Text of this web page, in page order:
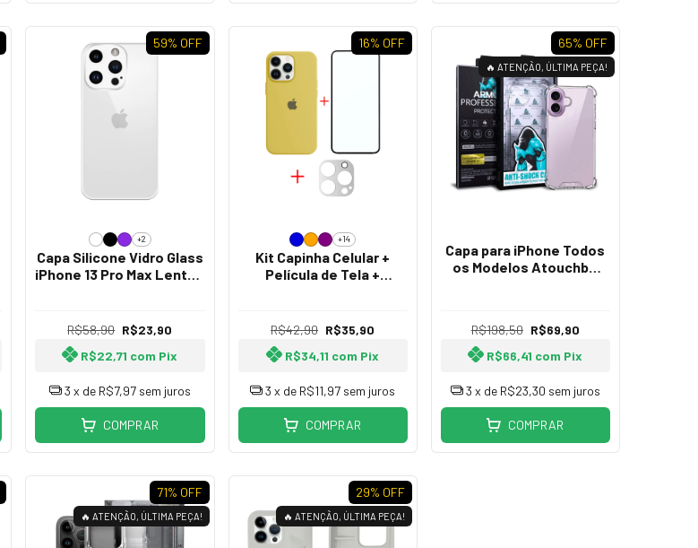
59% OFF
+2
Capa Silicone Vidro Glass
iPhone 13 Pro Max Lentes
R$58,90 R$23,90
R$22,71 com Pix
3 x de R$7,97 sem juros
COMPRAR
16% OFF
+14
Kit Capinha Celular +
Película de Tela +
R$42,90 R$35,90
R$34,11 com Pix
3 x de R$11,97 sem juros
COMPRAR
65% OFF
🔥 ATENÇÃO, ÚLTIMA PEÇA!
Capa para iPhone Todos
os Modelos Atouchbo
R$198,50 R$69,90
R$66,41 com Pix
3 x de R$23,30 sem juros
COMPRAR
71% OFF
🔥 ATENÇÃO, ÚLTIMA PEÇA!
29% OFF
🔥 ATENÇÃO, ÚLTIMA PEÇA!